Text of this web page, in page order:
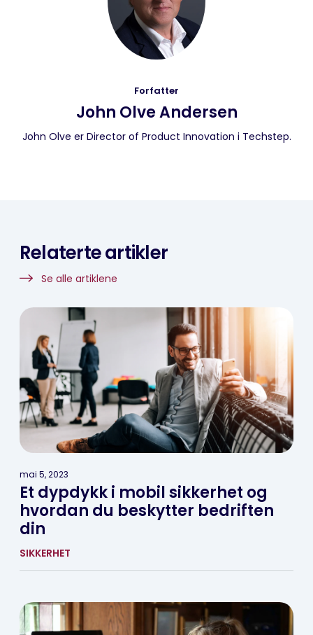
Forfatter
John Olve Andersen
John Olve er Director of Product Innovation i Techstep.
Relaterte artikler
Se alle artiklene
mai 5, 2023
Et dypdykk i mobil sikkerhet og
hvordan du beskytter bedriften
din
SIKKERHET